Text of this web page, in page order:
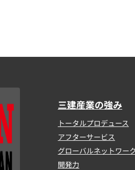
三建産業の強み
トータルプロデュース
アフターサービス
グローバルネットワーク
開発力